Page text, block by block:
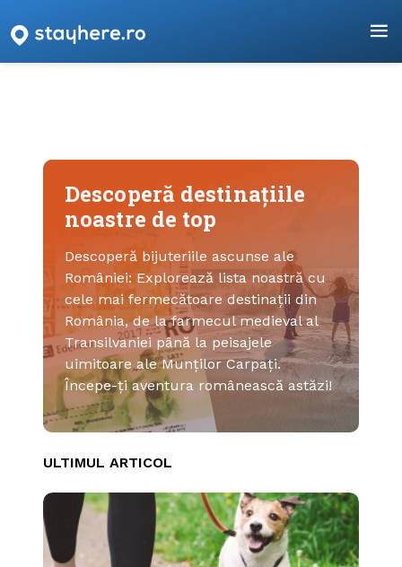
Descoperă destinațiile
noastre de top
Descoperă bijuteriile ascunse ale
României: Explorează lista noastră cu
cele mai fermecătoare destinații din
România, de la farmecul medieval al
Transilvaniei până la peisajele
uimitoare ale Munților Carpați.
Începe-ți aventura românească astăzi!
ULTIMUL ARTICOL